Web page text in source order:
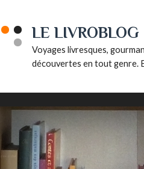
LE LIVROBLOG
Voyages livresques,
découvertes en tout genre.